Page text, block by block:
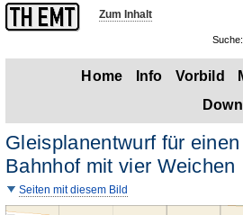
Zum Inhalt
Suche:
Home Info Vorbild
Gleisplanentwurf für
Bahnhof mit vier Weichen
Seiten mit diesem Bild